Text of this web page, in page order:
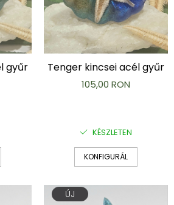
gyűr Tenger kincsei acél gyűr
105,00 RON
KÉSZLETEN
KONFIGURÁL
ÚJ